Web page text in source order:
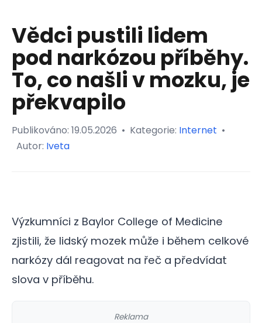
Vědci pustili lidem
pod narkózou příběhy.
To, co našli v mozku, je
překvapilo
Publikováno: 19.05.2026 • Kategorie: Internet •
Autor: Iveta
Výzkumníci z Baylor College of Medicine
zjistili, že lidský mozek může i během celkové
narkózy dál reagovat na řeč a předvídat
slova v příběhu.
Reklama